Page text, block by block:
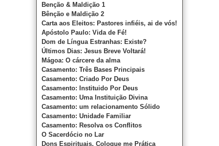
Benção & Maldição 1
Bênção e Maldição 2
Carta aos Eleitos: Pastores infiéis, ai de vós!
Apóstolo Paulo: Vida de Fé!
Dom de Língua Estranhas: Existe?
Últimos Dias: Jesus Breve Voltará!
Mágoa: O cárcere da alma
Casamento: Três Bases Principais
Casamento: Criado Por Deus
Casamento: Instituido Por Deus
Casamento: Uma Instituição Divina
Casamento: um relacionamento Sólido
Casamento: Unidade Familiar
Casamento: Resolva os Conflitos
O Sacerdócio no Lar
Dons Espirituais, Coloque me Prática